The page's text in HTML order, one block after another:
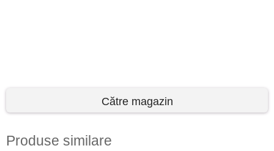
Către magazin
Produse similare